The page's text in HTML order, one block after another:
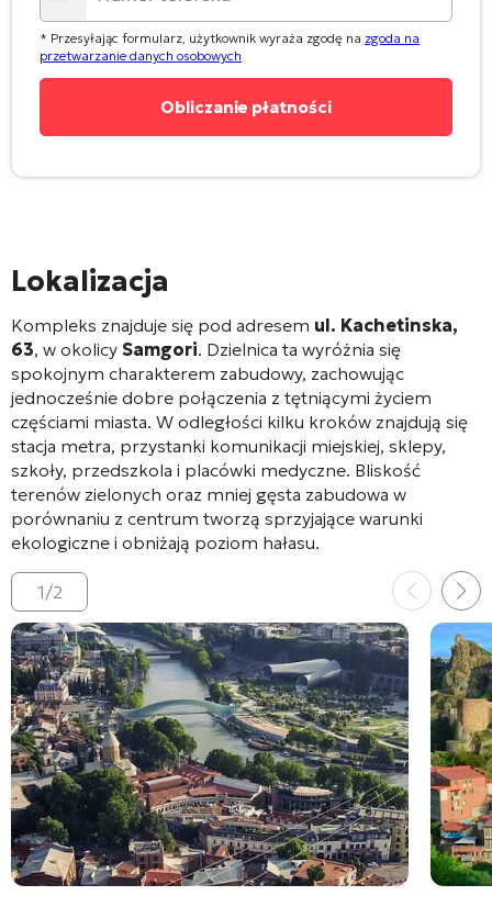
* Przesyłając formularz, użytkownik wyraża zgodę na zgoda na
przetwarzanie danych osobowych
Lokalizacja
Kompleks znajduje się pod adresem ul. Kachetinska,
63, w okolicy Samgori. Dzielnica ta wyróżnia się
spokojnym charakterem zabudowy, zachowując
jednocześnie dobre połączenia z tętniącymi życiem
częściami miasta. W odległości kilku kroków znajdują się
stacja metra, przystanki komunikacji miejskiej, sklepy,
szkoły, przedszkola i placówki medyczne. Bliskość
terenów zielonych oraz mniej gęsta zabudowa w
porównaniu z centrum tworzą sprzyjające warunki
ekologiczne i obniżają poziom hałasu.
1/2